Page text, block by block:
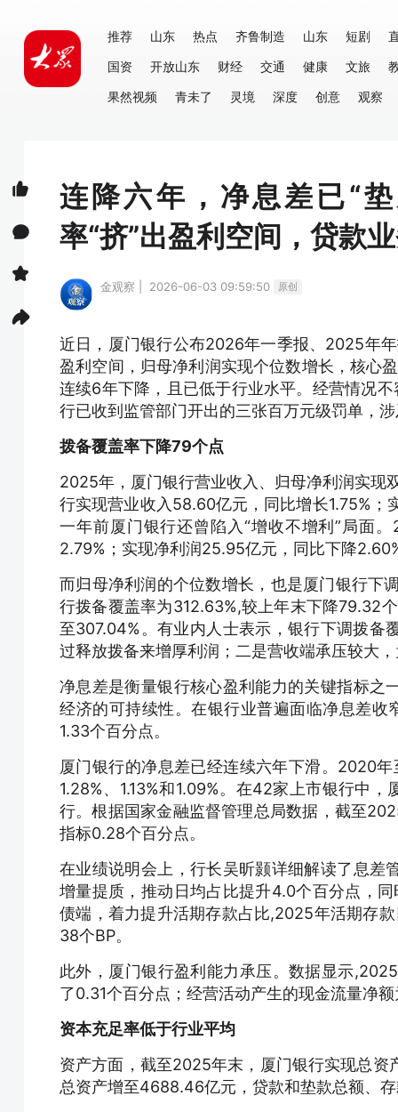
推荐 山东 热点 齐鲁制造 山东 短剧
国资
开放山东 财经 交通 健康 文旅
果然视频
青未了 灵境 深度 创意 观察
连降六年，净息差已“
率“挤”出盈利空间，贷款
金观察 | 2026-06-03 09:59:50 原创
近日，厦门银行公布2026年一季报、2025年
盈利空间，归母净利润实现个位数增长，核心
连续6年下降，且已低于行业水平。经营情况
行已收到监管部门开出的三张百万元级罚单，
拨备覆盖率下降79个点
2025年，厦门银行营业收入、归母净利润实现
行实现营业收入58.60亿元，同比增长1.75%；
一年前厦门银行还曾陷入“增收不增利”局面
2.79%；实现净利润25.95亿元，同比下降
而归母净利润的个位数增长，也是厦门银行下
行拨备覆盖率为312.63%,较上年末下降79.32
至307.04%。有业内人士表示，银行下调拨备
过释放拨备来增厚利润；二是营收端承压较大
净息差是衡量银行核心盈利能力的关键指标之
经济的可持续性。在银行业普遍面临净息差
1.33个百分点。
厦门银行的净息差已经连续六年下滑。2020
1.28%、1.13%和1.09%。在42家上市银行中
行。根据国家金融监督管理总局数据，截至
指标0.28个百分点。
在业绩说明会上，行长吴昕颢详细解读了息差
增量提质，推动日均占比提升4.0个百分点，
债端，着力提升活期存款占比,2025年活期存
38个BP。
此外，厦门银行盈利能力承压。数据显示
了0.31个百分点；经营活动产生的现金流量净
资本充足率低于行业平均
资产方面，截至2025年末，厦门银行实现总资
总资产增至4688.46亿元，贷款和垫款总额、